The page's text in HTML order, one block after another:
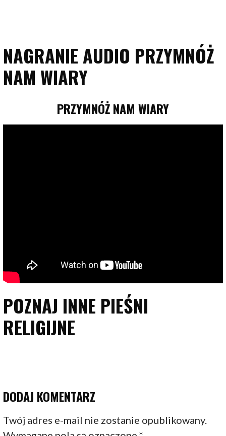
NAGRANIE AUDIO PRZYMNÓŻ
NAM WIARY
PRZYMNÓŻ NAM WIARY
POZNAJ INNE PIEŚNI
RELIGIJNE
DODAJ KOMENTARZ
Twój adres e-mail nie zostanie opublikowany.